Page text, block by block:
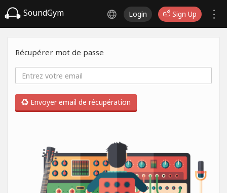
SoundGym Login Sign Up
Récupérer mot de passe
Envoyer email de récupération